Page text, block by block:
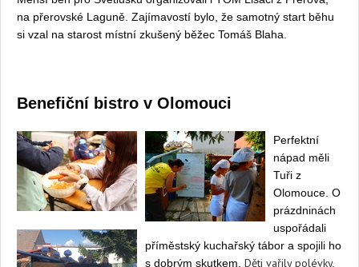
na přerovské Laguně. Zajímavostí bylo, že samotný start běhu
si vzal na starost místní zkušený běžec Tomáš Blaha.
Benefiční bistro v Olomouci
Perfektní
nápad měli
Tuři z
Olomouce. O
prázdninách
uspořádali
příměstský kuchařský tábor a spojili ho
s dobrým skutkem. Děti vařily polévky,